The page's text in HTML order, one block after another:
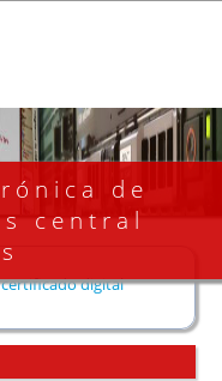
de
central
digital